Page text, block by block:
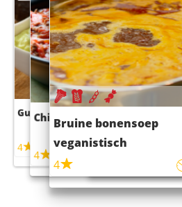
Guacamole
4
Chili con carne
4 45m
Bruine bonensoep
veganistisch
4
Sushi rijstsalade
maaltijdsalade
4